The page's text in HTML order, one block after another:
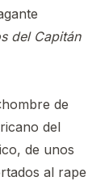
del Capitán
de
del
de unos
al rape